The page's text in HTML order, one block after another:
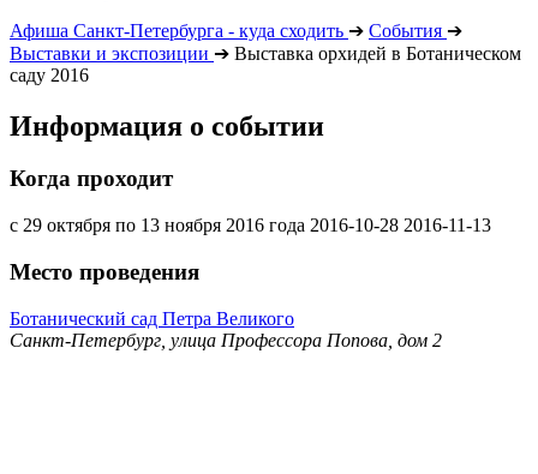
Афиша Санкт-Петербурга - куда сходить ➔ События ➔
Выставки и экспозиции ➔ Выставка орхидей в Ботаническом
саду 2016
Информация о событии
Когда проходит
с 29 октября по 13 ноября 2016 года 2016-10-28 2016-11-13
Место проведения
Ботанический сад Петра Великого
Санкт-Петербург, улица Профессора Попова, дом 2